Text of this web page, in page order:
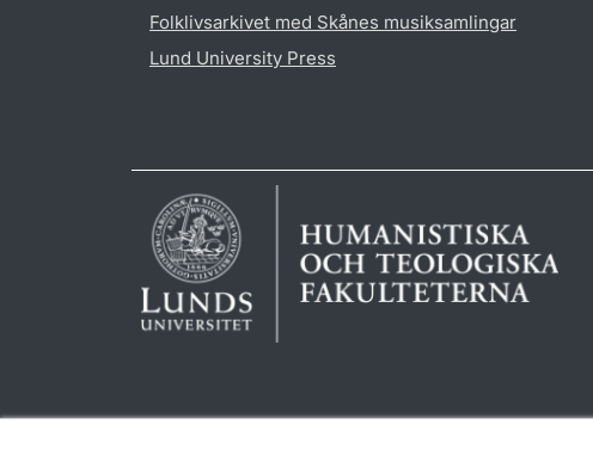
Folklivsarkivet med Skånes musiksamlingar
Lund University Press